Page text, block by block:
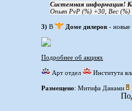
Системная информация!
Опыт PvP (%) +30, Вес
3) В Доме дилеров - новые
Подробнее об акциях
Арт отдел Института
Размещено: Митифа Данами